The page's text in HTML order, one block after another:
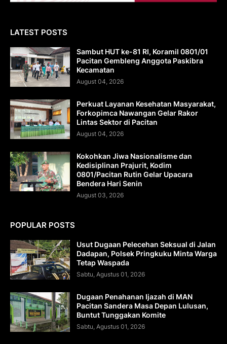
LATEST POSTS
Sambut HUT ke-81 RI, Koramil 0801/01
Pacitan Gembleng Anggota Paskibra
Kecamatan
August 04, 2026
Perkuat Layanan Kesehatan Masyarakat,
Forkopimca Nawangan Gelar Rakor
Lintas Sektor di Pacitan
August 04, 2026
Kokohkan Jiwa Nasionalisme dan
Kedisiplinan Prajurit, Kodim
0801/Pacitan Rutin Gelar Upacara
Bendera Hari Senin
August 03, 2026
POPULAR POSTS
Usut Dugaan Pelecehan Seksual di Jalan
Dadapan, Polsek Pringkuku Minta Warga
Tetap Waspada
Sabtu, Agustus 01, 2026
Dugaan Penahanan Ijazah di MAN
Pacitan Sandera Masa Depan Lulusan,
Buntut Tunggakan Komite
Sabtu, Agustus 01, 2026